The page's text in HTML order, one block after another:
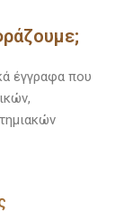
έγγραφα που